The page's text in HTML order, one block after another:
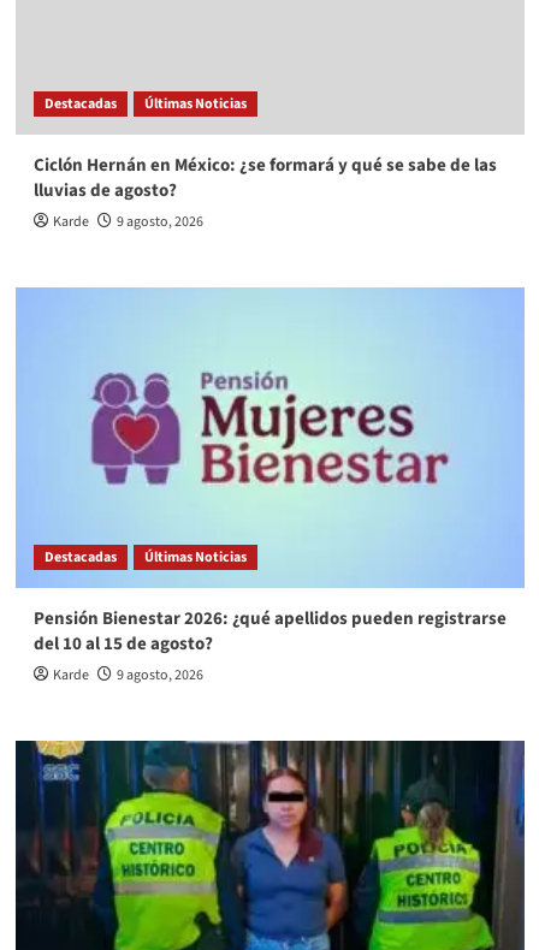
Destacadas Últimas Noticias
Ciclón Hernán en México: ¿se formará y qué se sabe de las
lluvias de agosto?
Karde 9 agosto, 2026
Destacadas Últimas Noticias
Pensión Bienestar 2026: ¿qué apellidos pueden registrarse
del 10 al 15 de agosto?
Karde 9 agosto, 2026